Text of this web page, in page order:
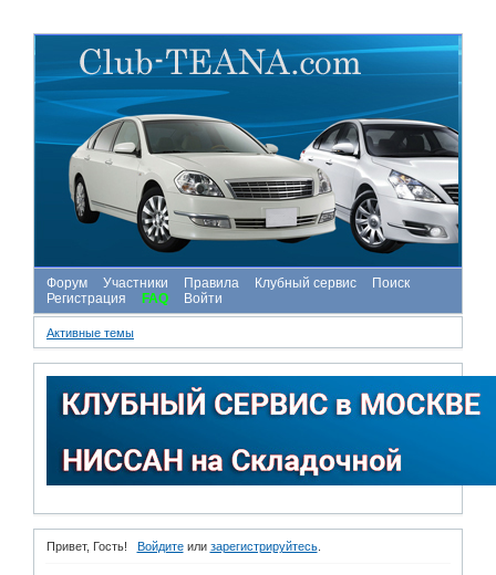
Форум Участники Правила Клубный сервис
Поиск
Регистрация
FAQ Войти
Активные темы
Привет, Гость! Войдитеили зарегистрируйтесь.